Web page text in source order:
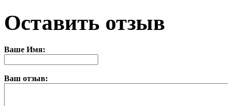
Оставить отзыв
Ваше Имя:
Ваш отзыв: